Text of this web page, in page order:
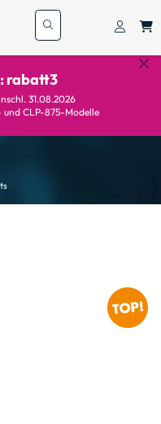
rabatt3
31.08.2026
CLP-875-Modelle